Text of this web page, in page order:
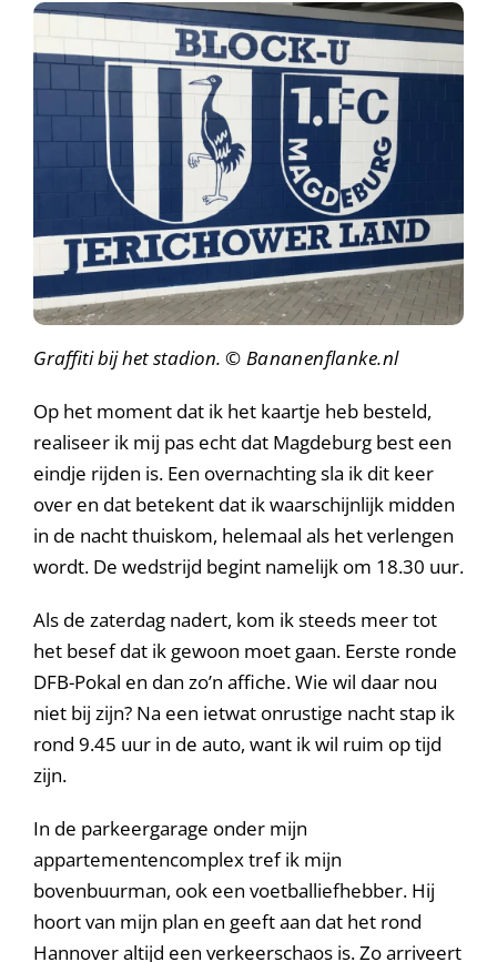
Graffiti bij het stadion. © Bananenflanke.nl
Op het moment dat ik het kaartje heb besteld,
realiseer ik mij pas echt dat Magdeburg best een
eindje rijden is. Een overnachting sla ik dit keer
over en dat betekent dat ik waarschijnlijk midden
in de nacht thuiskom, helemaal als het verlengen
wordt. De wedstrijd begint namelijk om 18.30 uur.
Als de zaterdag nadert, kom ik steeds meer tot
het besef dat ik gewoon moet gaan. Eerste ronde
DFB-Pokal en dan zo’n affiche. Wie wil daar nou
niet bij zijn? Na een ietwat onrustige nacht stap ik
rond 9.45 uur in de auto, want ik wil ruim op tijd
zijn.
In de parkeergarage onder mijn
appartementencomplex tref ik mijn
bovenbuurman, ook een voetballiefhebber. Hij
hoort van mijn plan en geeft aan dat het rond
Hannover altijd een verkeerschaos is. Zo arriveert